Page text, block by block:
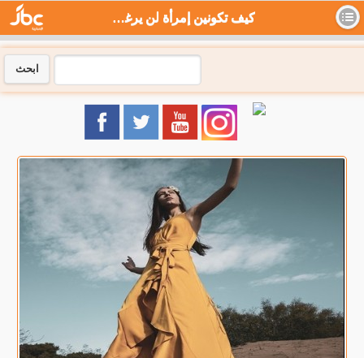
كيف تكونين إمرأة لن يرغب أبدًا بخسارتها؟ - جي بي سي نيوز
ابحث